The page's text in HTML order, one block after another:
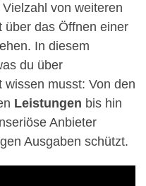
von weiteren
über das Öffnen einer
In diesem
du über
musst: Von den
Leistungen bis hin
Anbieter
Ausgaben schützt.